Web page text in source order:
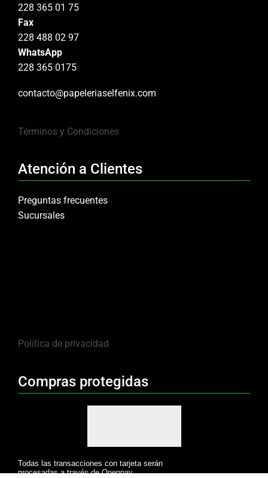
228 365 01 75
Fax
228 488 02 97
WhatsApp
228 365 0175
contacto@papeleriaselfenix.com
Términos y Condiciones
Atención a Clientes
Preguntas frecuentes
Sucursales
Política de privacidad
Compras protegidas
Todas las transacciones con tarjeta serán
procesadas a través de Openpay.